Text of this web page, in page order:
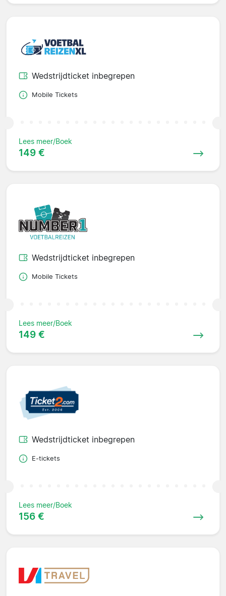
Wedstrijdticket inbegrepen
Mobile Tickets
Lees meer/Boek
149 €
Wedstrijdticket inbegrepen
Mobile Tickets
Lees meer/Boek
149 €
Wedstrijdticket inbegrepen
E-tickets
Lees meer/Boek
156 €